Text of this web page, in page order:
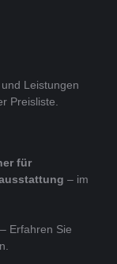
Leistungen
Preisliste.
für
– im
– Erfahren Sie